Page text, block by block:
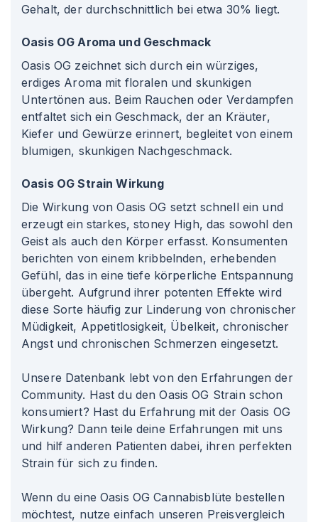
Gehalt, der durchschnittlich bei etwa 30% liegt.
Oasis OG Aroma und Geschmack
Oasis OG zeichnet sich durch ein würziges,
erdiges Aroma mit floralen und skunkigen
Untertönen aus. Beim Rauchen oder Verdampfen
entfaltet sich ein Geschmack, der an Kräuter,
Kiefer und Gewürze erinnert, begleitet von einem
blumigen, skunkigen Nachgeschmack.
Oasis OG Strain Wirkung
Die Wirkung von Oasis OG setzt schnell ein und
erzeugt ein starkes, stoney High, das sowohl den
Geist als auch den Körper erfasst. Konsumenten
berichten von einem kribbelnden, erhebenden
Gefühl, das in eine tiefe körperliche Entspannung
übergeht. Aufgrund ihrer potenten Effekte wird
diese Sorte häufig zur Linderung von chronischer
Müdigkeit, Appetitlosigkeit, Übelkeit, chronischer
Angst und chronischen Schmerzen eingesetzt.
Unsere Datenbank lebt von den Erfahrungen der
Community. Hast du den Oasis OG Strain schon
konsumiert? Hast du Erfahrung mit der Oasis OG
Wirkung? Dann teile deine Erfahrungen mit uns
und hilf anderen Patienten dabei, ihren perfekten
Strain für sich zu finden.
Wenn du eine Oasis OG Cannabisblüte bestellen
möchtest, nutze einfach unseren Preisvergleich